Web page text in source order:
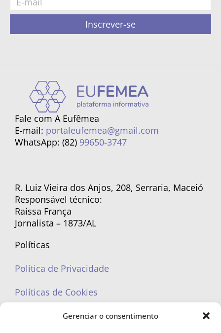
Gerenciar o consentimento
Inscrever-se
Fale com A Eufêmea
E-mail: portaleufemea@gmail.com
WhatsApp: (82) 99650-3747
R. Luiz Vieira dos Anjos, 208, Serraria, Maceió
Responsável técnico:
Raíssa França
Jornalista – 1873/AL
Políticas
Política de Privacidade
Políticas de Cookies